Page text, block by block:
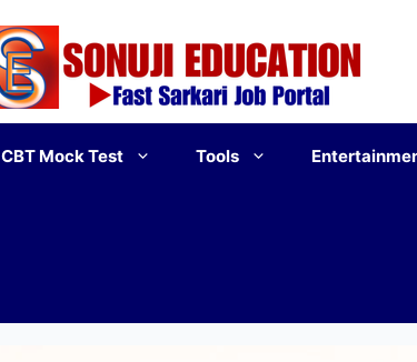
CBT Mock Test Tools